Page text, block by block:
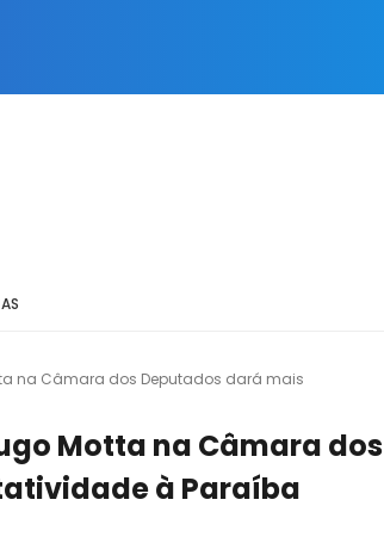
na Câmara dos Deputados dará mais
Motta na Câmara dos
à Paraíba